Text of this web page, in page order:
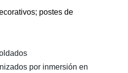
postes de
por inmersión en